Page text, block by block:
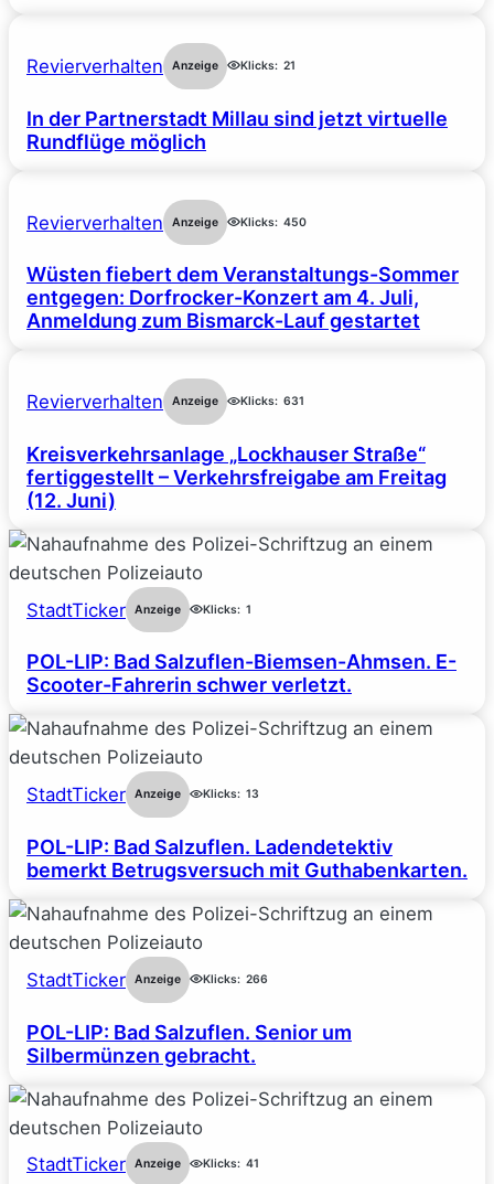
Revierverhalten Anzeige Klicks: 21
In der Partnerstadt Millau sind jetzt virtuelle
Rundflüge möglich
Revierverhalten Anzeige Klicks: 450
Wüsten fiebert dem Veranstaltungs-Sommer
entgegen: Dorfrocker-Konzert am 4. Juli,
Anmeldung zum Bismarck-Lauf gestartet
Revierverhalten Anzeige Klicks: 631
Kreisverkehrsanlage „Lockhauser Straße“
fertiggestellt – Verkehrsfreigabe am Freitag
(12. Juni)
StadtTicker Anzeige Klicks: 1
POL-LIP: Bad Salzuflen-Biemsen-Ahmsen. E-
Scooter-Fahrerin schwer verletzt.
StadtTicker Anzeige Klicks: 13
POL-LIP: Bad Salzuflen. Ladendetektiv
bemerkt Betrugsversuch mit Guthabenkarten.
StadtTicker Anzeige Klicks: 266
POL-LIP: Bad Salzuflen. Senior um
Silbermünzen gebracht.
StadtTicker Anzeige Klicks: 41